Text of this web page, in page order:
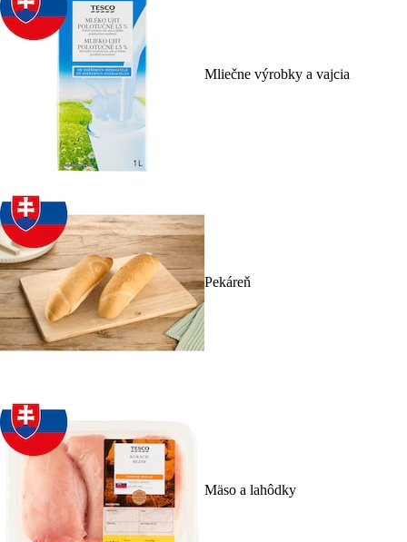
Mliečne výrobky a vajcia
Pekáreň
Mäso a lahôdky